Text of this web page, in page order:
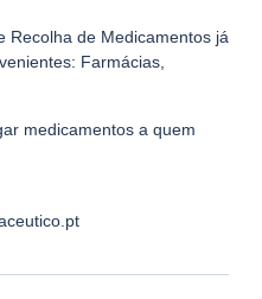
Recolha de Medicamentos já
Farmácias,
medicamentos a quem